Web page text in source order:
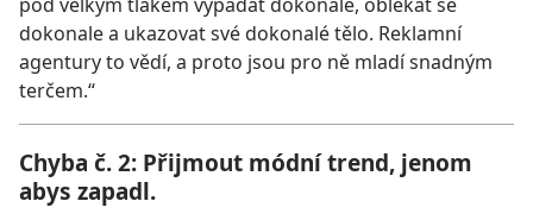
pod velkým tlakem vypadat dokonale, oblékat se
dokonale a ukazovat své dokonalé tělo. Reklamní
agentury to vědí, a proto jsou pro ně mladí snadným
terčem.“
Chyba č. 2: Přijmout módní trend, jenom
abys zapadl.